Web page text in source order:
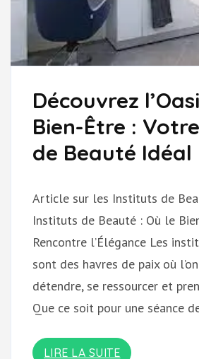
Découvrez
Bien-Être :
de Beauté Idéal
Article sur les Instituts de
Instituts de Beauté : Où le
Rencontre l’Élégance Les
sont des havres de paix où
détendre, se ressourcer et
Que ce soit pour une séance
LIRE LA SUITE